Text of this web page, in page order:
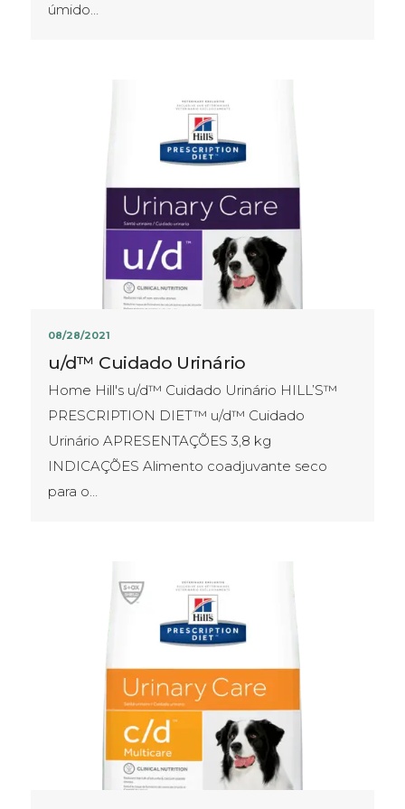
úmido…
08/28/2021
u/d™ Cuidado Urinário
Home Hill's u/d™ Cuidado Urinário HILL’S™
PRESCRIPTION DIET™ u/d™ Cuidado
Urinário APRESENTAÇÕES​ 3,8 kg
INDICAÇÕES Alimento coadjuvante seco
para o…